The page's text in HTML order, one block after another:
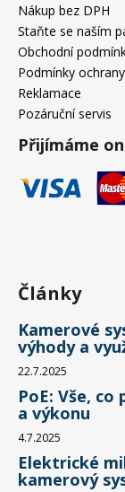
Nákup bez DPH
Staňte se naším
Obchodní
Podmínky
Reklamace
Pozáruční servis
Přijímáme
Články
Kamerové
výhody a
22.7.2025
PoE: Vše,
a výkonu
4.7.2025
Elektrické
kamerový